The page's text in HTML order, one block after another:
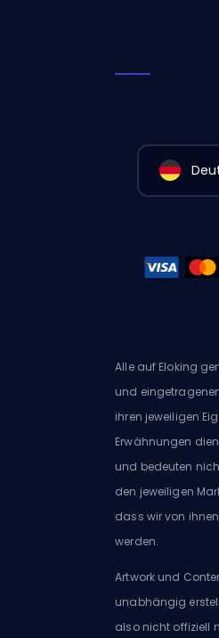
Alle auf Eloking
und
ihren jeweiligen
Erwähnungen
und bedeuten
den jeweiligen
dass wir von
werden.
Artwork und
unabhängig
also nicht offiziell